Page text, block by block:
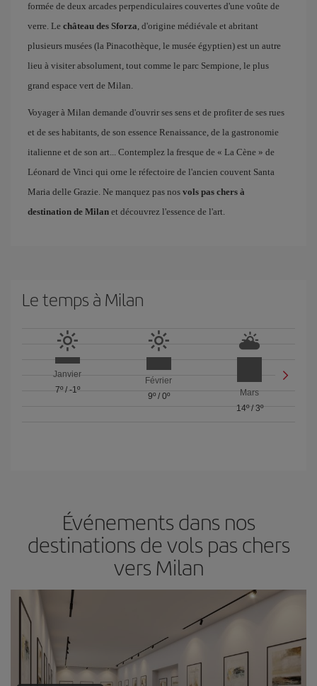
formée de deux arcades perpendiculaires couvertes d'une voûte de
verre. Le château des Sforza, d'origine médiévale et abritant
plusieurs musées (la Pinacothèque, le musée égyptien) est un autre
lieu à visiter absolument, tout comme le parc Sempione, le plus
grand espace vert de Milan.
Voyager à Milan demande d'ouvrir ses sens et de profiter de ses rues
et de ses habitants, de son essence Renaissance, de la gastronomie
italienne et de son art... Contemplez la fresque de « La Cène » de
Léonard de Vinci qui orne le réfectoire de l'ancien couvent Santa
Maria delle Grazie. Ne manquez pas nos vols pas chers à
destination de Milan et découvrez l'essence de l'art.
Le temps à Milan
Janvier
7º/ -1º
Février
9º/ 0º
Mars
14º/ 3º
Événements dans nos
destinations de vols pas chers
vers Milan